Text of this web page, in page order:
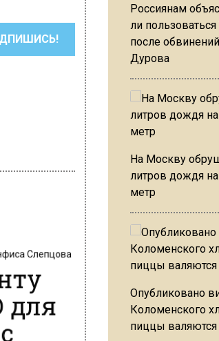
для
Россиянам
ли
после
Дурова
На Москву
литров дождя
метр
Опубликовано
Коломенского
пиццы валяются